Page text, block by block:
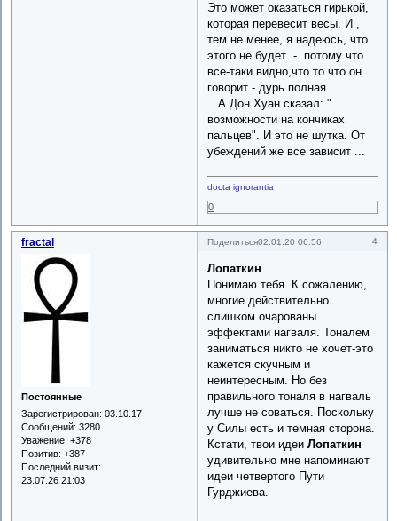
Это может оказаться гирькой,
которая перевесит весы. И ,
тем не менее, я надеюсь, что
этого не будет - потому что
все-таки видно,что то что он
говорит - дурь полная.
А Дон Хуан сказал: "
возможности на кончиках
пальцев". И это не шутка. От
убеждений же все зависит ...
docta ignorantia
0
Поделиться 4
02.01.20 06:56
fractal
Постоянные
Зарегистрирован: 03.10.17
Сообщений: 3280
Уважение: +378
Позитив: +387
Последний визит:
23.07.26 21:03
Лопаткин
Понимаю тебя. К сожалению,
многие действительно
слишком очарованы
эффектами нагваля. Тоналем
заниматься никто не хочет-это
кажется скучным и
неинтересным. Но без
правильного тоналя в нагваль
лучше не соваться. Поскольку
у Силы есть и темная сторона.
Кстати, твои идеиЛопаткин
удивительно мне напоминают
идеи четвертого Пути
Гурджиева.